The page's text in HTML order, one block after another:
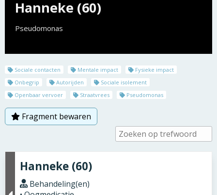
Hanneke (60)
Pseudomonas
Sociale contacten Mentale impact
Fysieke impact
Onbegrip
Autorijden
Sociale isolement
Openbaar vervoer
Straatvrees Pseudomonas
Fragment bewaren
Hanneke (60)
Behandeling(en)